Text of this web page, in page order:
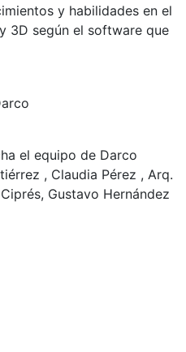
y habilidades en el
3D según el software que
el equipo de Darco
, Claudia Pérez , Arq.
Gustavo Hernández